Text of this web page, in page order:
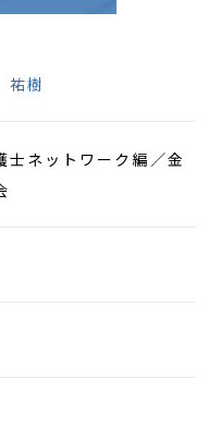
樹
士ネットワーク編／金